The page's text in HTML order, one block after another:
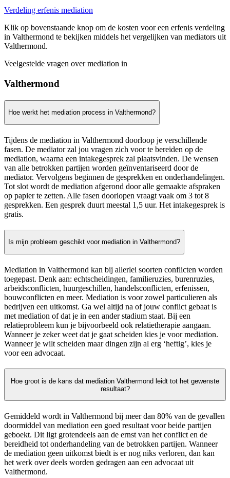
Verdeling erfenis mediation
Klik op bovenstaande knop om de kosten voor een erfenis verdeling
in Valthermond te bekijken middels het vergelijken van mediators uit
Valthermond.
Veelgestelde vragen over mediation in
Valthermond
Hoe werkt het mediation process in Valthermond?
Tijdens de mediation in Valthermond doorloop je verschillende
fasen. De mediator zal jou vragen zich voor te bereiden op de
mediation, waarna een intakegesprek zal plaatsvinden. De wensen
van alle betrokken partijen worden geïnventariseerd door de
mediator. Vervolgens beginnen de gesprekken en onderhandelingen.
Tot slot wordt de mediation afgerond door alle gemaakte afspraken
op papier te zetten. Alle fasen doorlopen vraagt vaak om 3 tot 8
gesprekken. Een gesprek duurt meestal 1,5 uur. Het intakegesprek is
gratis.
Is mijn probleem geschikt voor mediation in Valthermond?
Mediation in Valthermond kan bij allerlei soorten conflicten worden
toegepast. Denk aan: echtscheidingen, familieruzies, burenruzies,
arbeidsconflicten, huurgeschillen, handelsconflicten, erfenissen,
bouwconflicten en meer. Mediation is voor zowel particulieren als
bedrijven een uitkomst. Ga wel altijd na of jouw conflict gebaat is
met mediation of dat je in een ander stadium staat. Bij een
relatieprobleem kun je bijvoorbeeld ook relatietherapie aangaan.
Wanneer je zeker weet dat je gaat scheiden kies je voor mediation.
Wanneer je wilt scheiden maar dingen zijn al erg ‘heftig’, kies je
voor een advocaat.
Hoe groot is de kans dat mediation Valthermond leidt tot het gewenste
resultaat?
Gemiddeld wordt in Valthermond bij meer dan 80% van de gevallen
doormiddel van mediation een goed resultaat voor beide partijen
geboekt. Dit ligt grotendeels aan de ernst van het conflict en de
bereidheid tot onderhandeling van de betrokken partijen. Wanneer
de mediation geen uitkomst biedt is er nog niks verloren, dan kan
het werk over deels worden gedragen aan een advocaat uit
Valthermond.